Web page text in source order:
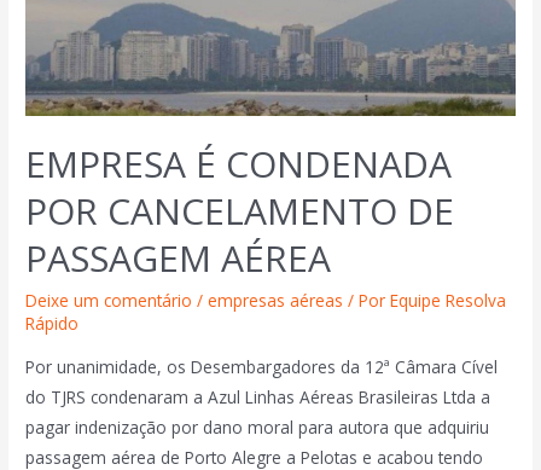
EMPRESA É CONDENADA
POR CANCELAMENTO DE
PASSAGEM AÉREA
Deixe um comentário /empresas aéreas / PorEquipe Resolva
Rápido
Por unanimidade, os Desembargadores da 12ª Câmara Cível
do TJRS condenaram a Azul Linhas Aéreas Brasileiras Ltda a
pagar indenização por dano moral para autora que adquiriu
passagem aérea de Porto Alegre a Pelotas e acabou tendo